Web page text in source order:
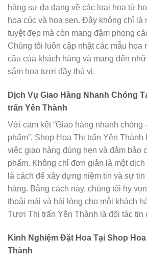
hàng sự đa dạng về các loại hoa từ
hoa cúc và hoa sen. Đây không chỉ là
tuyệt đẹp mà còn mang đậm phong
Chúng tôi luôn cập nhật các mẫu hoa
cầu của khách hàng và mang đến
sắm hoa tươi đầy thú vị.
Dịch Vụ Giao Hàng Nhanh Chóng
trấn Yên Thành
Với cam kết “Giao hàng nhanh chóng
phẩm”, Shop Hoa Thị trấn Yên Thành
việc giao hàng đúng hẹn và đảm bảo
phẩm. Không chỉ đơn giản là một
là cách để xây dựng niềm tin và sự
hàng. Bằng cách này, chúng tôi hy
thoải mái và hài lòng cho mỗi khách
Tươi Thị trấn Yên Thành là đối tác tin
Kinh Nghiệm Đặt Hoa Tại Shop
Thành